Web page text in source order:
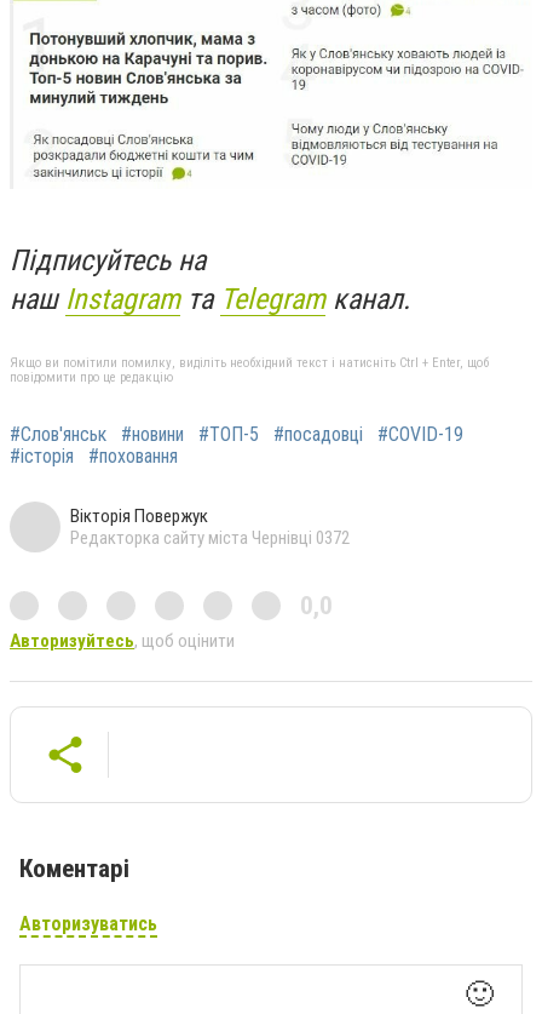
Підписуйтесь на
наш Instagramта Telegramканал.
Якщо ви помітили помилку, виділіть необхідний текст і натисніть Ctrl + Enter, щоб
повідомити про це редакцію
#Слов'янськ #новини #ТОП-5 #посадовці
#COVID-19
#історія
#поховання
Вікторія Повержук
Редакторка сайту міста Чернівці 0372
0,0
Авторизуйтесь, щоб оцінити
Коментарі
Авторизуватись
🙂